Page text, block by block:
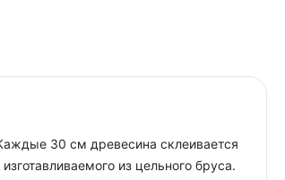
30 см древесина склеивается
из цельного бруса.